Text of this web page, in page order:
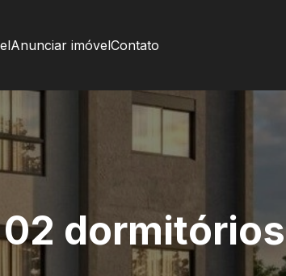
Anunciar imóvelContato
dormitórios